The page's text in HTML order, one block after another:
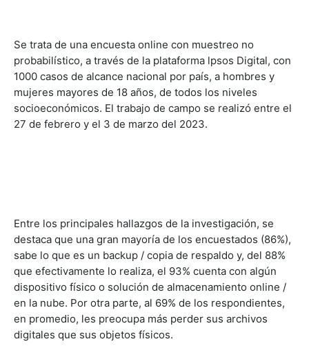
Se trata de una encuesta online con muestreo no
probabilístico, a través de la plataforma lpsos Digital, con
1000 casos de alcance nacional por país, a hombres y
mujeres mayores de 18 años, de todos los niveles
socioeconómicos. El trabajo de campo se realizó entre el
27 de febrero y el 3 de marzo del 2023.
Entre los principales hallazgos de la investigación, se
destaca que una gran mayoría de los encuestados (86%),
sabe lo que es un backup / copia de respaldo y, del 88%
que efectivamente lo realiza, el 93% cuenta con algún
dispositivo físico o solución de almacenamiento online /
en la nube. Por otra parte, al 69% de los respondientes,
en promedio, les preocupa más perder sus archivos
digitales que sus objetos físicos.